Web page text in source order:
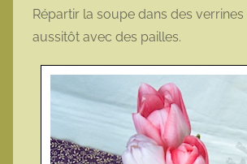
Répartir la soupe dans des
aussitôt avec des pailles.